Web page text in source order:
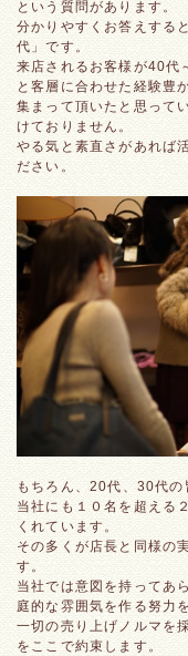
という質問があります。
分かりやすくお答えする
代」です。
来店されるお客様が40代
と客層に合わせた経験豊
集まって頂いたと思って
けておりません。
やる気と素直さがあれば
ださい。
もちろん、20代、30代の
当社にも１０名を超える
くれています。
その多くが店長と同様の
す。
当社では意図を持ってあ
庭的な雰囲気を作る努力
一切の売り上げノルマを
をここで約束します。